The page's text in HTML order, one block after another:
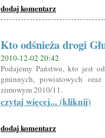
dodaj komentarz
Kto odśnieża drogi
2010-12-02 20:42
Podajemy Państwu, kto jest
gminnych, powiatowych
zimowym 2010/11.
czytaj więcej... (kliknij)
dodaj komentarz